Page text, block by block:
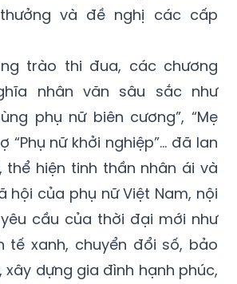
và đề nghị các cấp
trào thi đua, các chương
nhân văn sâu sắc như
phụ nữ biên cương”, “Mẹ
“Phụ nữ khởi nghiệp”… đã lan
thể hiện tinh thần nhân ái và
hội của phụ nữ Việt Nam, nội
cầu của thời đại mới như
tế xanh, chuyển đổi số, bảo
dựng gia đình hạnh phúc,